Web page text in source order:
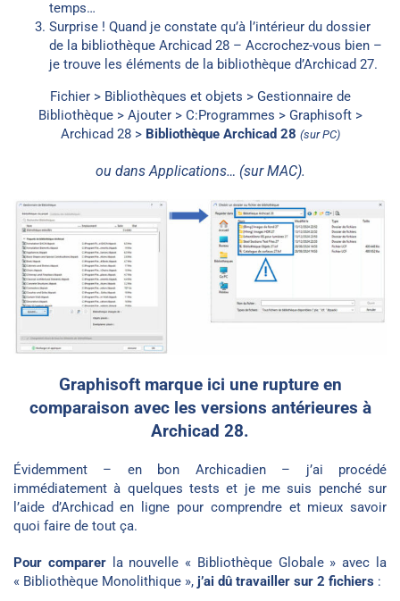
temps…
Surprise ! Quand je constate qu’à l’intérieur du dossier
de la bibliothèque Archicad 28 – Accrochez-vous bien –
je trouve les éléments de la bibliothèque d’Archicad 27.
Fichier > Bibliothèques et objets > Gestionnaire de
Bibliothèque > Ajouter > C:Programmes > Graphisoft >
Archicad 28 > Bibliothèque Archicad 28 (sur PC)
ou dans Applications… (sur MAC).
Graphisoft marque ici une rupture en
comparaison avec les versions antérieures à
Archicad 28.
Évidemment – en bon Archicadien – j’ai procédé
immédiatement à quelques tests et je me suis penché sur
l’aide d’Archicad en ligne pour comprendre et mieux savoir
quoi faire de tout ça.
Pour comparerla nouvelle « Bibliothèque Globale » avec la
« Bibliothèque Monolithique », j’ai dû travailler sur 2 fichiers :